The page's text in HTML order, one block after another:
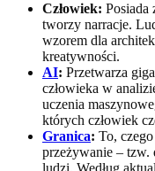
Człowiek: Posiada
tworzy narracje.
wzorem dla
kreatywności.
AI: Przetwarza
człowieka w
uczenia
których człowiek
Granica: To, czego
przeżywanie – tzw.